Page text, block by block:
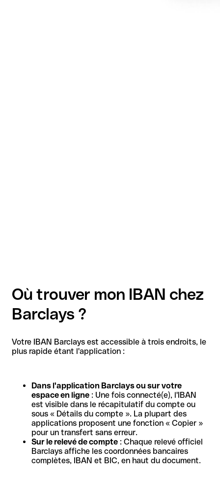
Où trouver mon IBAN chez
Barclays ?
Votre IBAN Barclays est accessible à trois endroits, le
plus rapide étant l'application :
Dans l'application Barclays ou sur votre
espace en ligne : Une fois connecté(e), l'IBAN
est visible dans le récapitulatif du compte ou
sous « Détails du compte ». La plupart des
applications proposent une fonction « Copier »
pour un transfert sans erreur.
Sur le relevé de compte : Chaque relevé officiel
Barclays affiche les coordonnées bancaires
complètes, IBAN et BIC, en haut du document.